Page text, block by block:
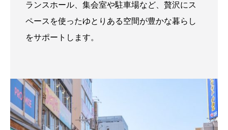
ランスホール、集会室や駐車場など、贅沢にス
ペースを使ったゆとりある空間が豊かな暮らし
をサポートします。